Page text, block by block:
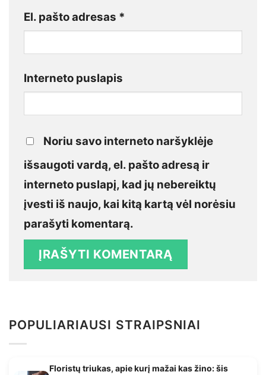
El. pašto adresas *
Interneto puslapis
Noriu savo interneto naršyklėje
išsaugoti vardą, el. pašto adresą ir
interneto puslapį, kad jų nebereiktų
įvesti iš naujo, kai kitą kartą vėl norėsiu
parašyti komentarą.
POPULIARIAUSI STRAIPSNIAI
Floristų triukas, apie kurį mažai kas žino: šis